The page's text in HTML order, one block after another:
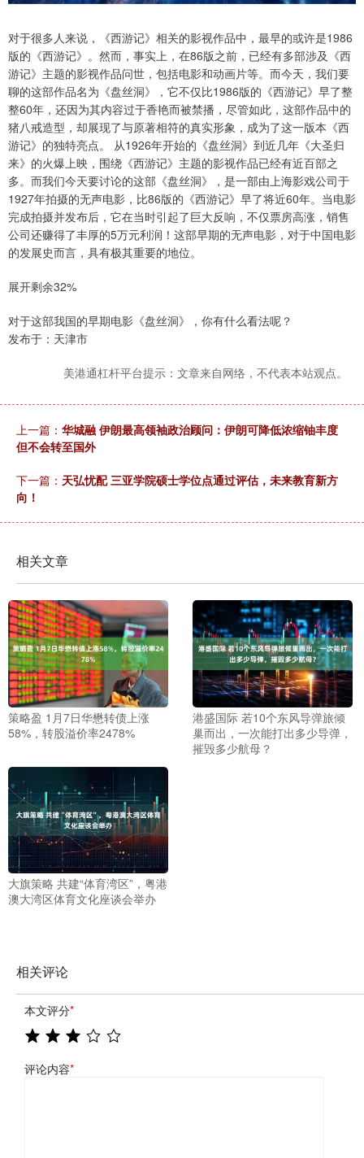
对于很多人来说，《西游记》相关的影视作品中，最早的或许是1986
版的《西游记》。然而，事实上，在86版之前，已经有多部涉及《西
游记》主题的影视作品问世，包括电影和动画片等。而今天，我们要
聊的这部作品名为《盘丝洞》，它不仅比1986版的《西游记》早了整
整60年，还因为其内容过于香艳而被禁播，尽管如此，这部作品中的
猪八戒造型，却展现了与原著相符的真实形象，成为了这一版本《西
游记》的独特亮点。 从1926年开始的《盘丝洞》到近几年《大圣归
来》的火爆上映，围绕《西游记》主题的影视作品已经有近百部之
多。而我们今天要讨论的这部《盘丝洞》，是一部由上海影戏公司于
1927年拍摄的无声电影，比86版的《西游记》早了将近60年。当电影
完成拍摄并发布后，它在当时引起了巨大反响，不仅票房高涨，销售
公司还赚得了丰厚的5万元利润！这部早期的无声电影，对于中国电影
的发展史而言，具有极其重要的地位。
展开剩余32%
对于这部我国的早期电影《盘丝洞》，你有什么看法呢？
发布于：天津市
美港通杠杆平台提示：文章来自网络，不代表本站观点。
上一篇： 华城融 伊朗最高领袖政治顾问：伊朗可降低浓缩铀丰度
但不会转至国外
下一篇： 天弘忧配 三亚学院硕士学位点通过评估，未来教育新方
向！
相关文章
策略盈 1月7日华懋转债上涨
58%，转股溢价率2478%
港盛国际 若10个东风导弹旅倾
巢而出，一次能打出多少导弹，
摧毁多少航母？
大旗策略 共建“体育湾区”，粤港
澳大湾区体育文化座谈会举办
相关评论
本文评分*
评论内容*